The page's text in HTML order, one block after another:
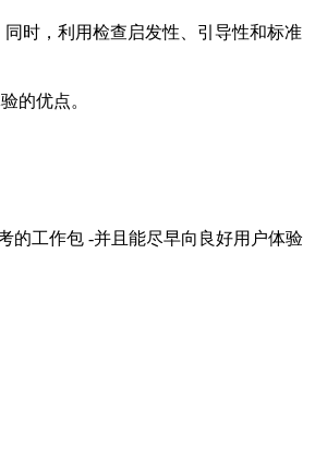
时，利用检查启发性、引导性和标准
的优点。
的工作包 -并且能尽早向良好用户体验